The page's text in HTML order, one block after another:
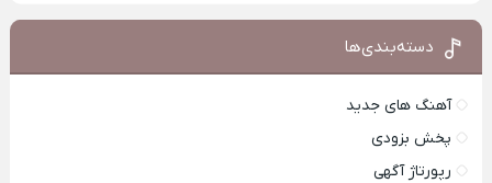
دسته‌بندی‌ها
آهنگ های جدید
پخش بزودی
رپورتاژ آگهی